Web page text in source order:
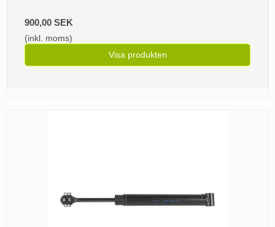
900,00 SEK
(inkl. moms)
Visa produkten